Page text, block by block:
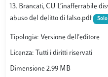
13. Brancati, CU L’inafferrabile
abuso del delitto di falso.pdf
Tipologia: Versione dell'editore
Licenza: Tutti i diritti riservati
Dimensione 2.99 MB